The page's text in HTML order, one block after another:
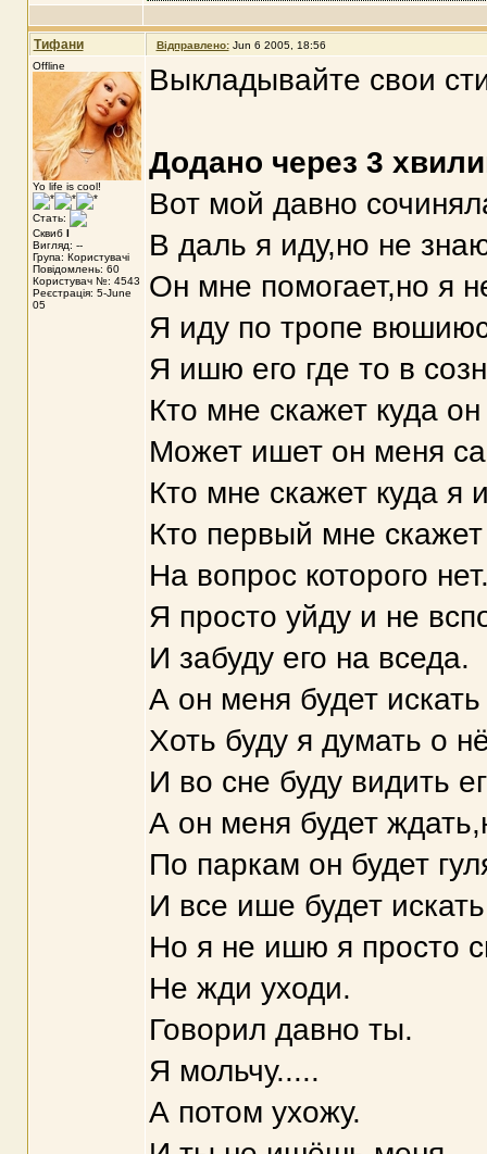
Тифани Відправлено: Jun 6 2005, 18:56
Offline
Yo life is cool!
Стать:
Сквиб I
Вигляд: --
Група: Користувачі
Повідомлень: 60
Користувач №: 4543
Реєстрація: 5-June
05
Выкладывайте свои
Додано через 3
Вот мой давно
В даль я иду,но не
Он мне помогает,но я
Я иду по тропе
Я ишю его где то в
Кто мне скажет куда
Может ишет он меня
Кто мне скажет куда я
Кто первый мне скажет
На вопрос которого
Я просто уйду и не
И забуду его на вседа.
А он меня будет
Хоть буду я думать о
И во сне буду видить
А он меня будет
По паркам он будет
И все ише будет
Но я не ишю я просто
Не жди уходи.
Говорил давно ты.
Я мольчу.....
А потом ухожу.